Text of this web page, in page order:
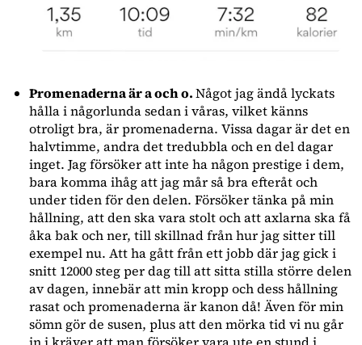
Promenaderna är a och o.Något jag ändå lyckats
hålla i någorlunda sedan i våras, vilket känns
otroligt bra, är promenaderna. Vissa dagar är det en
halvtimme, andra det tredubbla och en del dagar
inget. Jag försöker att inte ha någon prestige i dem,
bara komma ihåg att jag mår så bra efteråt och
under tiden för den delen. Försöker tänka på min
hållning, att den ska vara stolt och att axlarna ska få
åka bak och ner, till skillnad från hur jag sitter till
exempel nu. Att ha gått från ett jobb där jag gick i
snitt 12000 steg per dag till att sitta stilla större delen
av dagen, innebär att min kropp och dess hållning
rasat och promenaderna är kanon då! Även för min
sömn gör de susen, plus att den mörka tid vi nu går